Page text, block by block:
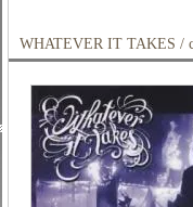
WHATEVER IT TAKES /